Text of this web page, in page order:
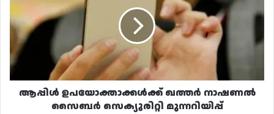
നാഷണൽ
സൈബർ
സെക്യൂരിറ്റി
മുന്നറിയിപ്പ്
ആപ്പിൾ ഉപയോക്താക്കൾക്ക് ഖത്തർ നാഷണൽ
സൈബർ സെക്യൂരിറ്റി മുന്നറിയിപ്പ്